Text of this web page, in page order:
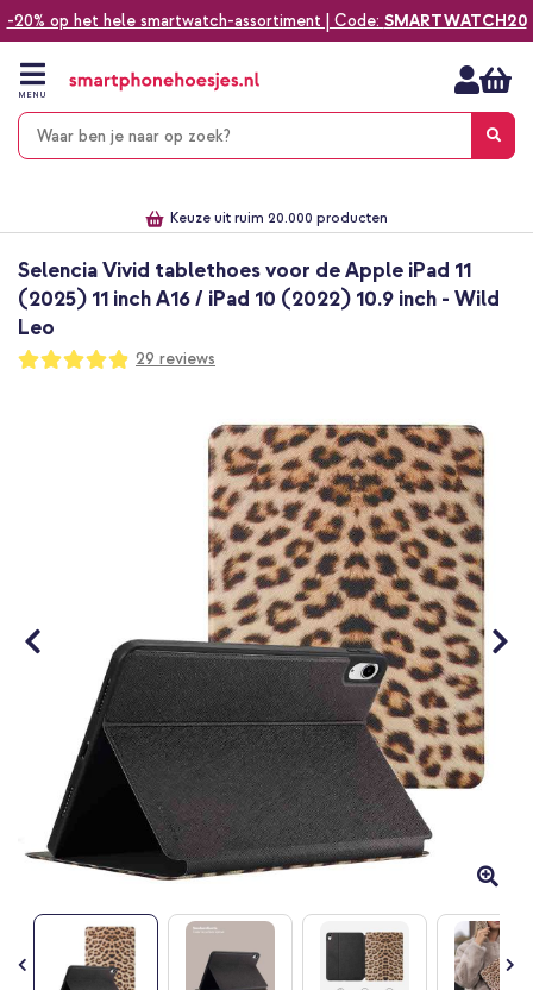
-20% op het hele smartwatch-assortiment | Code: SMARTWATCH20
naar
inhoud
MENU
Keuze uit ruim 20.000 producten
Selencia Vivid tablethoes voor de Apple iPad 11
(2025) 11 inch A16 / iPad 10 (2022) 10.9 inch - Wild
Leo
Waardering:
97
100
29 reviews